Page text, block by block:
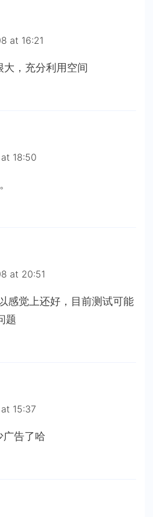
at 16:21
，充分利用空间
18:50
at 20:51
感觉上还好，目前测试可能
题
15:37
广告了哈